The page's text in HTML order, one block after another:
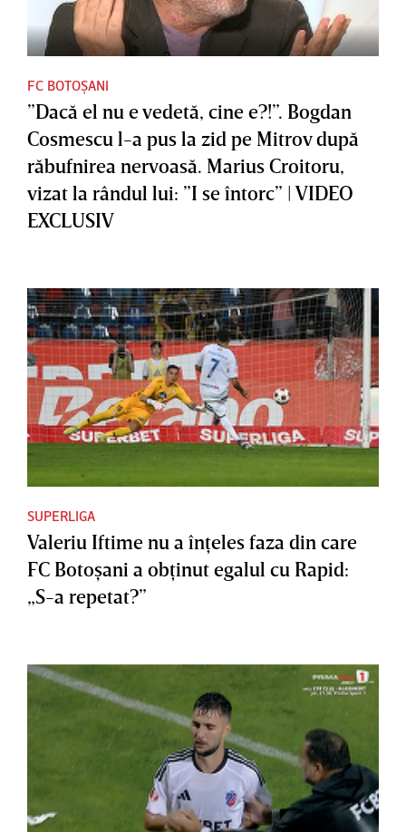
FC BOTOȘANI
”Dacă el nu e vedetă, cine e?!”. Bogdan
Cosmescu l-a pus la zid pe Mitrov după
răbufnirea nervoasă. Marius Croitoru,
vizat la rândul lui: ”I se întorc” | VIDEO
EXCLUSIV
SUPERLIGA
Valeriu Iftime nu a înţeles faza din care
FC Botoşani a obţinut egalul cu Rapid:
„S-a repetat?”